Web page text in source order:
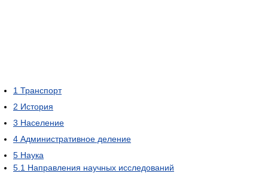
1 Транспорт
2 История
3 Население
4 Административное деление
5 Наука
5.1 Направления научных исследований